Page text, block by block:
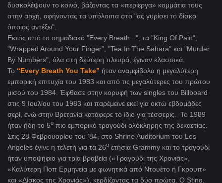
δυσκολέψουν το κοινό, βάζοντας τα «περίεργα» κομμάτια τους
στην αρχή, αφήνοντας τα υπόλοιπα στο "ας γυρίσει το δίσκο
όποιος αντέξει".
Εκτός από το σημαδιακό "Every Breath...", τα "King Of Pain",
"Wrapped Around Your Finger", "Tea In The Sahara" και "Murder
By Numbers", όλα στη δεύτερη πλευρά, έγιναν κλασσικά.
Το “Every Breath You Take” ήταν αναμφίβολα η μεγαλύτερη
εμπορική επιτυχία του 1983 και από τις μεγαλύτερες του πρώτου
μισού του 1984. Έφθασε στην κορυφή των singles του Billboard
στις 9 Ιουλίου του 1983 και παρέμεινε εκεί για οκτώ εβδομάδες
σερί, ενώ στην Βρετανία κατάφερε το ίδιο για τέσσερις.
Το 1989
ήταν ήδη το 5ο πιο εμπορικό τραγούδι ολόκληρης της δεκαετίας.
Στις 28 Φεβρουαρίου του ’84, στο Shrine Auditorium του Los
Angeles έγινε η τελετή για τα 26α ετήσια Grammy και το τραγούδι
ήταν υποψήφιο για τρία βραβεία («Τραγούδι της Χρονιάς»,
«Καλύτερη Ποπ Ερμηνεία με φωνητικά από Ντουέτο ή Γκρουπ»
και «Δίσκος της Χρονιάς»), κερδίζοντας τα δύο πρώτα. Ο Sting,